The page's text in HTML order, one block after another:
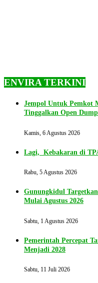
ENVIRA TERKINI
Jempol Untuk Pemkot
Tinggalkan Open
Kamis, 6 Agustus 2026
Lagi, Kebakaran di
Rabu, 5 Agustus 2026
Gunungkidul
Mulai Agustus 2026
Sabtu, 1 Agustus 2026
Pemerintah Percepat
Menjadi 2028
Sabtu, 11 Juli 2026